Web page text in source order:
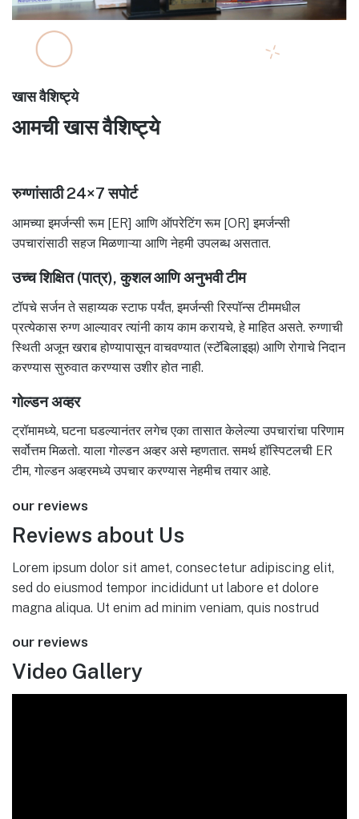
खास वैशिष्ट्ये
आमची खास वैशिष्ट्ये
रुग्णांसाठी 24×7 सपोर्ट
आमच्या इमर्जन्सी रूम [ER] आणि ऑपरेटिंग रूम [OR] इमर्जन्सी
उपचारांसाठी सहज मिळणाऱ्या आणि नेहमी उपलब्ध असतात.
उच्च शिक्षित (पात्र), कुशल आणि अनुभवी टीम
टॉपचे सर्जन ते सहाय्यक स्टाफ पर्यंत, इमर्जन्सी रिस्पॉन्स टीममधील
प्रत्येकास रुग्ण आल्यावर त्यांनी काय काम करायचे, हे माहित असते. रुग्णाची
स्थिती अजून खराब होण्यापासून वाचवण्यात (स्टॅबिलाइझ) आणि रोगाचे निदान
करण्यास सुरुवात करण्यास उशीर होत नाही.
गोल्डन अव्हर
ट्रॉमामध्ये, घटना घडल्यानंतर लगेच एका तासात केलेल्या उपचारांचा परिणाम
सर्वोत्तम मिळतो. याला गोल्डन अव्हर असे म्हणतात. समर्थ हॉस्पिटलची ER
टीम, गोल्डन अव्हरमध्ये उपचार करण्यास नेहमीच तयार आहे.
our reviews
Reviews about Us
Lorem ipsum dolor sit amet, consectetur adipiscing elit,
sed do eiusmod tempor incididunt ut labore et dolore
magna aliqua. Ut enim ad minim veniam, quis nostrud
our reviews
Video Gallery